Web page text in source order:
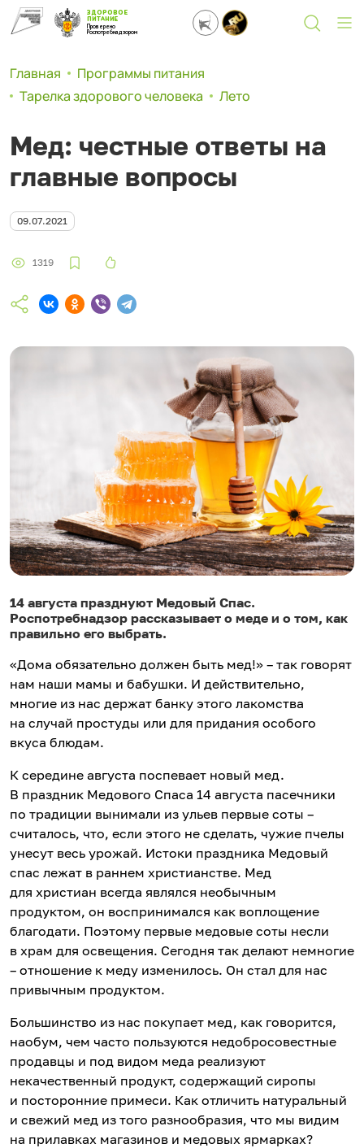
ЗДОРОВОЕ
ПИТАНИЕ
Проверено
Роспотребнадзором
Главная
Программы питания
Тарелка здорового человека
Лето
Мед: честные ответы на
главные вопросы
09.07.2021
1319
14 августа празднуют Медовый Спас.
Роспотребнадзор рассказывает о меде и о том, как
правильно его выбрать.
«Дома обязательно должен быть мед!» – так говорят
нам наши мамы и бабушки. И действительно,
многие из нас держат банку этого лакомства
на случай простуды или для придания особого
вкуса блюдам.
К середине августа поспевает новый мед.
В праздник Медового Спаса 14 августа пасечники
по традиции вынимали из ульев первые соты –
считалось, что, если этого не сделать, чужие пчелы
унесут весь урожай. Истоки праздника Медовый
спас лежат в раннем христианстве. Мед
для христиан всегда являлся необычным
продуктом, он воспринимался как воплощение
благодати. Поэтому первые медовые соты несли
в храм для освещения. Сегодня так делают немногие
– отношение к меду изменилось. Он стал для нас
привычным продуктом.
Большинство из нас покупает мед, как говорится,
наобум, чем часто пользуются недобросовестные
продавцы и под видом меда реализуют
некачественный продукт, содержащий сиропы
и посторонние примеси. Как отличить натуральный
и свежий мед из того разнообразия, что мы видим
на прилавках магазинов и медовых ярмарках?